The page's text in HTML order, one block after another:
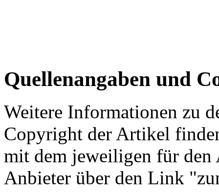
Quellenangaben und
Weitere Informationen zu
Copyright der Artikel
mit dem jeweiligen für
Anbieter über den Link